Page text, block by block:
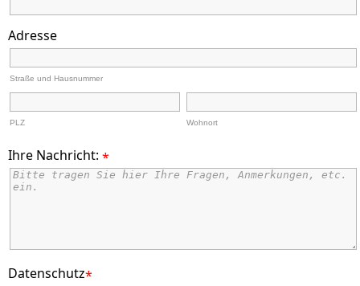
Adresse
Straße und Hausnummer
PLZ Wohnort
Ihre Nachricht: *
Datenschutz*